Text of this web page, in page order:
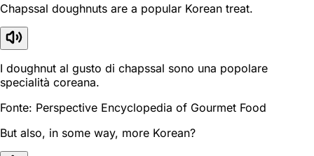
Chapssal doughnuts are a popular Korean treat.
I doughnut al gusto di chapssal sono una popolare
specialità coreana.
Fonte: Perspective Encyclopedia of Gourmet Food
But also, in some way, more Korean?